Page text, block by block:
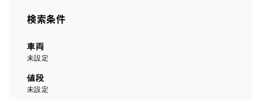
検索条件
車両
未設定
値段
未設定